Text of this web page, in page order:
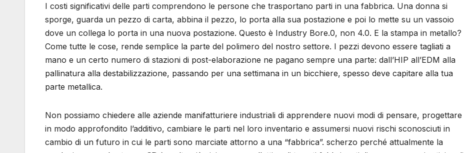
I costi significativi delle parti comprendono le persone che trasportano parti in una fabbrica. Una donna si
sporge, guarda un pezzo di carta, abbina il pezzo, lo porta alla sua postazione e poi lo mette su un vassoio
dove un collega lo porta in una nuova postazione. Questo è Industry Bore.0, non 4.0. E la stampa in metallo?
Come tutte le cose, rende semplice la parte del polimero del nostro settore. I pezzi devono essere tagliati a
mano e un certo numero di stazioni di post-elaborazione ne pagano sempre una parte: dall’HIP all’EDM alla
pallinatura alla destabilizzazione, passando per una settimana in un bicchiere, spesso deve capitare alla tua
parte metallica.
Non possiamo chiedere alle aziende manifatturiere industriali di apprendere nuovi modi di pensare, progettare
in modo approfondito l’additivo, cambiare le parti nel loro inventario e assumersi nuovi rischi sconosciuti in
cambio di un futuro in cui le parti sono marciate attorno a una “fabbrica”. scherzo perché attualmente la